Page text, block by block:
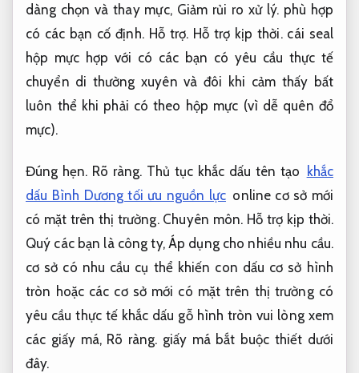
dàng chọn và thay mực, Giảm rủi ro xử lý.phù hợp
có các bạn cố định. Hỗ trợ. Hỗ trợ kịp thời.cái seal
hộp mực hợp với có các bạn có yêu cầu thực tế
chuyển di thường xuyên và đôi khi cảm thấy bất
luôn thể khi phải có theo hộp mực (vì dễ quên đổ
mực).
Đúng hẹn. Rõ ràng. Thủ tục khắc dấu tên tạo khắc
dấu Bình Dương tối ưu nguồn lực online cơ sở mới
có mặt trên thị trường. Chuyên môn. Hỗ trợ kịp thời.
Quý các bạn là công ty, Áp dụng cho nhiều nhu cầu.
cơ sở có nhu cầu cụ thể khiến con dấu cơ sở hình
tròn hoặc các cơ sở mới có mặt trên thị trường có
yêu cầu thực tế khắc dấu gỗ hình tròn vui lòng xem
các giấy má, Rõ ràng. giấy má bắt buộc thiết dưới
đây.